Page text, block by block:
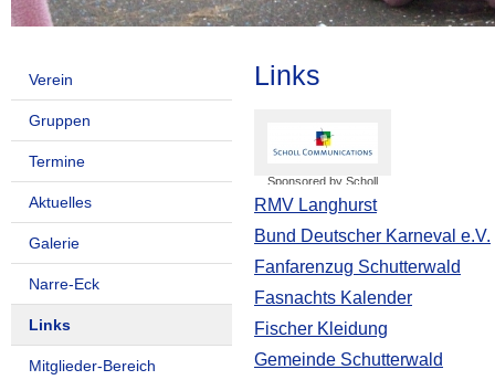
Verein
Gruppen
Termine
Aktuelles
Galerie
Narre-Eck
Links
Mitglieder-Bereich
Links
Sponsored by Scholl
RMV Langhurst
Bund Deutscher Karneval e.V.
Fanfarenzug Schutterwald
Fasnachts Kalender
Fischer Kleidung
Gemeinde Schutterwald